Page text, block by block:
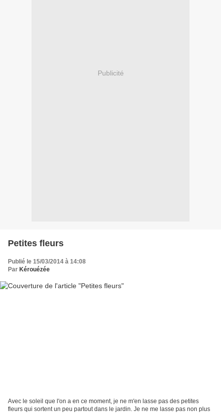
Publicité
Petites fleurs
Publié le 15/03/2014 à 14:08
Par Kérouézée
Avec le soleil que l'on a en ce moment, je ne m'en lasse pas des petites
fleurs qui sortent un peu partout dans le jardin. Je ne me lasse pas non plus